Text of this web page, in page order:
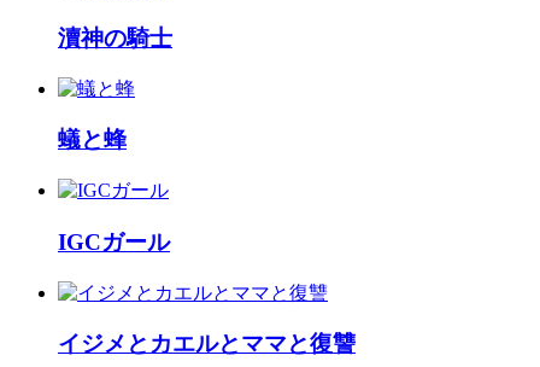
瀆神の騎士
蟻と蜂
IGCガール
イジメとカエルとママと復讐